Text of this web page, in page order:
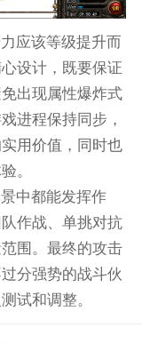
应该等级提升而
设计，既要保证
出现属性爆炸式
进程保持同步，
用价值，同时也
。
中都能发挥作
作战、单挑对抗
围。最终的攻击
分强势的战斗伙
试和调整。